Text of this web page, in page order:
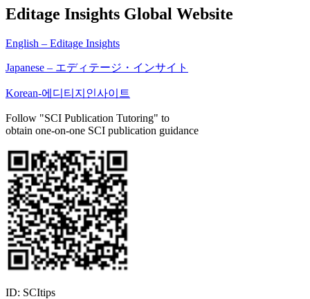
Editage Insights Global Website
English – Editage Insights
Japanese – エディテージ・インサイト
Korean-에디티지인사이트
Follow "SCI Publication Tutoring" to
obtain one-on-one SCI publication guidance
ID: SCItips